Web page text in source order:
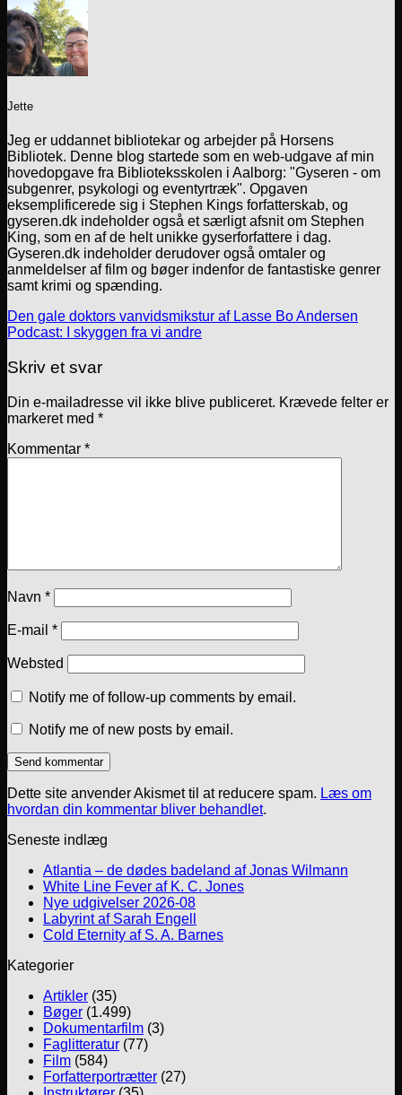
Jette
Jeg er uddannet bibliotekar og arbejder på Horsens
Bibliotek. Denne blog startede som en web-udgave af min
hovedopgave fra Biblioteksskolen i Aalborg: "Gyseren - om
subgenrer, psykologi og eventyrtræk". Opgaven
eksemplificerede sig i Stephen Kings forfatterskab, og
gyseren.dk indeholder også et særligt afsnit om Stephen
King, som en af de helt unikke gyserforfattere i dag.
Gyseren.dk indeholder derudover også omtaler og
anmeldelser af film og bøger indenfor de fantastiske genrer
samt krimi og spænding.
Den gale doktors vanvidsmikstur af Lasse Bo Andersen
Podcast: I skyggen fra vi andre
Skriv et svar
Din e-mailadresse vil ikke blive publiceret. Krævede felter er
markeret med *
Kommentar *
Navn *
E-mail *
Websted
Notify me of follow-up comments by email.
Notify me of new posts by email.
Dette site anvender Akismet til at reducere spam. Læs om
hvordan din kommentar bliver behandlet.
Seneste indlæg
Atlantia – de dødes badeland af Jonas Wilmann
White Line Fever af K. C. Jones
Nye udgivelser 2026-08
Labyrint af Sarah Engell
Cold Eternity af S. A. Barnes
Kategorier
Artikler (35)
Bøger (1.499)
Dokumentarfilm (3)
Faglitteratur (77)
Film (584)
Forfatterportrætter (27)